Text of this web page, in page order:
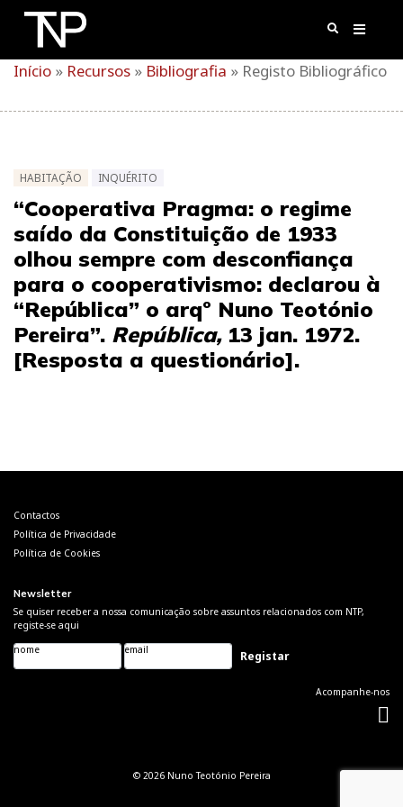
Início » Recursos » Bibliografia » Registo Bibliográfico
HABITAÇÃO INQUÉRITO
“Cooperativa Pragma: o regime
saído da Constituição de 1933
olhou sempre com desconfiança
para o cooperativismo: declarou à
“República” o arqº Nuno Teotónio
Pereira”. República,13 jan. 1972.
[Resposta a questionário].
artigos
Contactos
Política de Privacidade
Política de Cookies
Newsletter
Se quiser receber a nossa comunicação sobre assuntos relacionados com NTP,
registe-se aqui
nome
email
Acompanhe-nos
© 2026 Nuno Teotónio Pereira